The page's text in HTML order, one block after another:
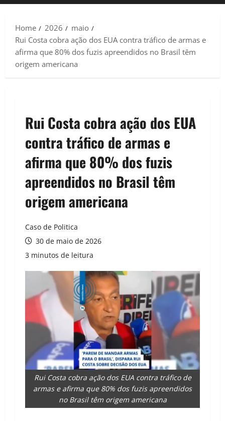
Home
2026
maio
Rui Costa cobra ação dos EUA contra tráfico de armas e
afirma que 80% dos fuzis apreendidos no Brasil têm
origem americana
Rui Costa cobra ação dos EUA
contra tráfico de armas e
afirma que 80% dos fuzis
apreendidos no Brasil têm
origem americana
Caso de Politica
30 de maio de 2026
3 minutos de leitura
Rui Costa cobra ação dos EUA contra tráfico de
armas e afirma que 80% dos fuzis apreendidos
no Brasil têm origem americana